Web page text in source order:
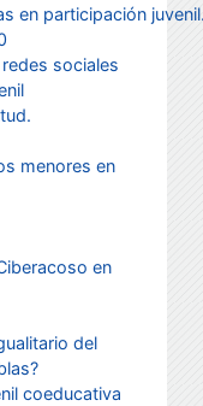
en participación
sociales
menores en
en
del
coeducativa